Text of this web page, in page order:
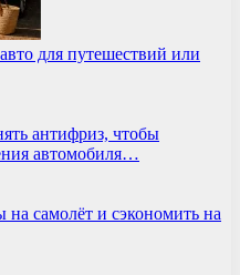
для путешествий или
антифриз, чтобы
автомобиля…
самолёт и сэкономить на